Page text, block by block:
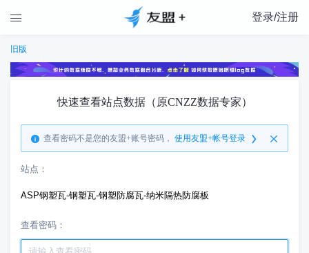
 登录/注册
旧版
快速查看站点数据（原CNZZ数据专家）
查看密码不是您的友盟+账号密码， 使用友盟+帐号登录
站点：
ASP钢塑瓦-钢塑瓦-钢塑防腐瓦-纳米隔热防腐板
查看密码：